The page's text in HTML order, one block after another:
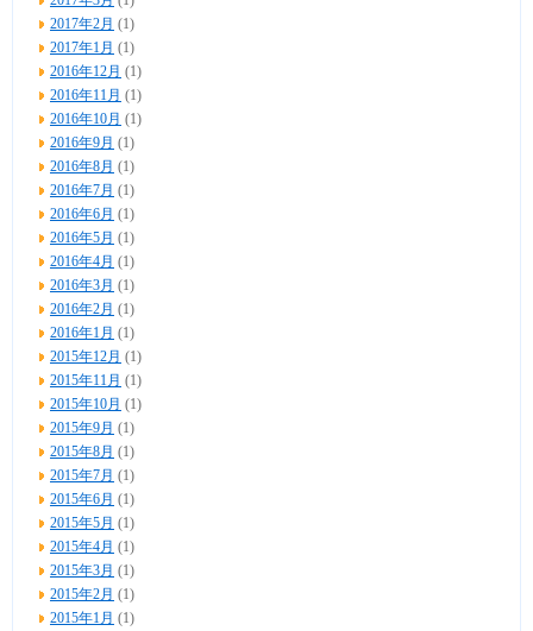
2017年2月 (1)
2017年1月 (1)
2016年12月 (1)
2016年11月 (1)
2016年10月 (1)
2016年9月 (1)
2016年8月 (1)
2016年7月 (1)
2016年6月 (1)
2016年5月 (1)
2016年4月 (1)
2016年3月 (1)
2016年2月 (1)
2016年1月 (1)
2015年12月 (1)
2015年11月 (1)
2015年10月 (1)
2015年9月 (1)
2015年8月 (1)
2015年7月 (1)
2015年6月 (1)
2015年5月 (1)
2015年4月 (1)
2015年3月 (1)
2015年2月 (1)
2015年1月 (1)